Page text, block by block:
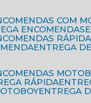
COM
ENCOMENDAS
ENTREGA
RÁPIDA
ENTREGA